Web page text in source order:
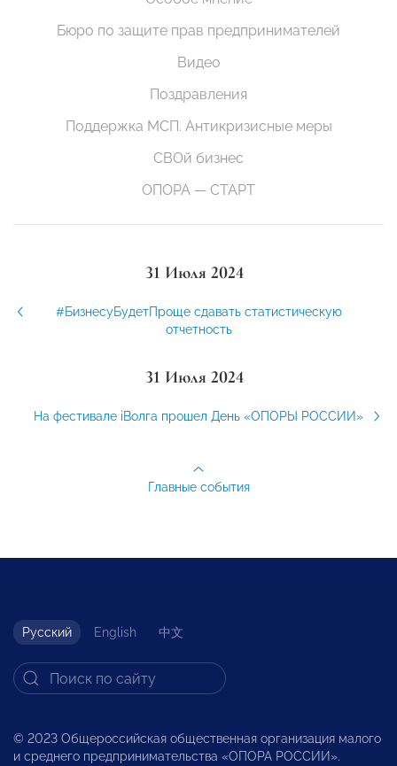
Бюро по защите прав предпринимателей
Видео
Поздравления
Поддержка МСП. Антикризисные меры
СВОй бизнес
ОПОРА — СТАРТ
31 Июля 2024
#БизнесуБудетПроще сдавать статистическую
отчетность
31 Июля 2024
На фестивале iВолга прошел День «ОПОРЫ РОССИИ»
Главные события
Русский English 中文
© 2023 Общероссийская общественная организация малого
и среднего предпринимательства «ОПОРА РОССИИ».